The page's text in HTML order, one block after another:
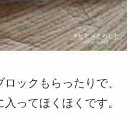
ックもらったりで、
ってほくほくです。